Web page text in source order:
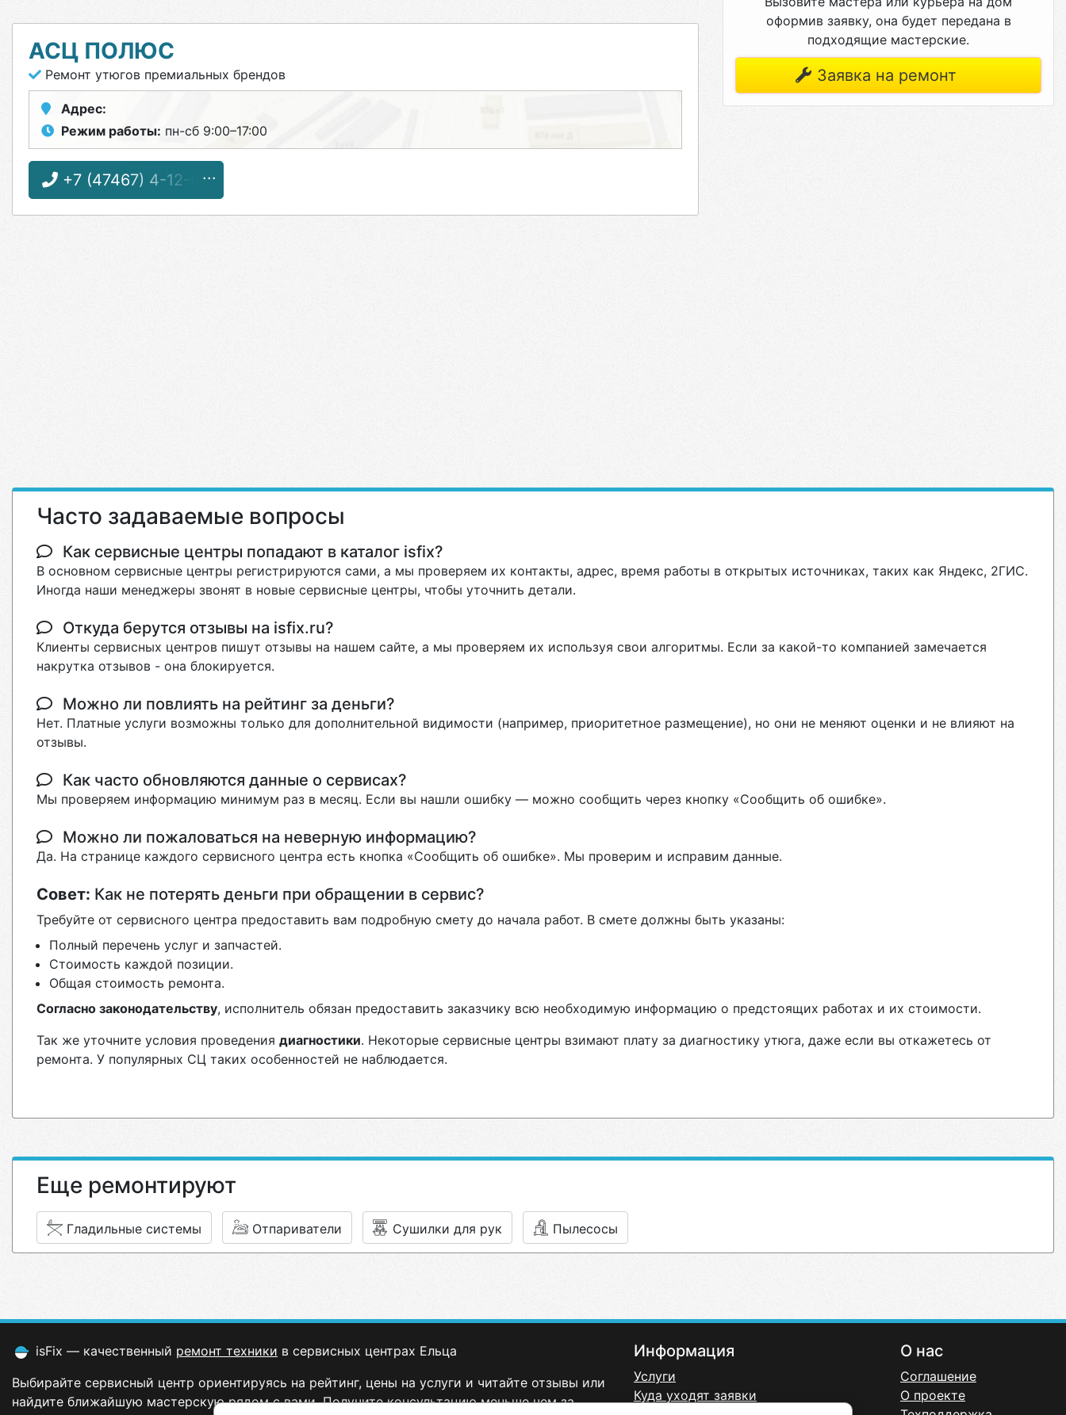
АСЦ ПОЛЮС
Ремонт утюгов премиальных брендов
Адрес:
Режим работы: пн-сб 9:00–17:00
+7 (47467) 4-12-08
оформив заявку, она будет передана в
подходящие мастерские.
Заявка на ремонт
Часто задаваемые вопросы
Как сервисные центры попадают в каталог isfix?
В основном сервисные центры регистрируются сами, а мы проверяем их контакты, адрес, время работы в открытых источниках, таких как Яндекс, 2ГИС.
Иногда наши менеджеры звонят в новые сервисные центры, чтобы уточнить детали.
Откуда берутся отзывы на isfix.ru?
Клиенты сервисных центров пишут отзывы на нашем сайте, а мы проверяем их используя свои алгоритмы. Если за какой-то компанией замечается
накрутка отзывов - она блокируется.
Можно ли повлиять на рейтинг за деньги?
Нет. Платные услуги возможны только для дополнительной видимости (например, приоритетное размещение), но они не меняют оценки и не влияют на
отзывы.
Как часто обновляются данные о сервисах?
Мы проверяем информацию минимум раз в месяц. Если вы нашли ошибку — можно сообщить через кнопку «Сообщить об ошибке».
Можно ли пожаловаться на неверную информацию?
Да. На странице каждого сервисного центра есть кнопка «Сообщить об ошибке». Мы проверим и исправим данные.
Совет: Как не потерять деньги при обращении в сервис?
Требуйте от сервисного центра предоставить вам подробную смету до начала работ. В смете должны быть указаны:
Полный перечень услуг и запчастей.
Стоимость каждой позиции.
Общая стоимость ремонта.
Согласно законодательству, исполнитель обязан предоставить заказчику всю необходимую информацию о предстоящих работах и их стоимости.
Так же уточните условия проведения диагностики. Некоторые сервисные центры взимают плату за диагностику утюга, даже если вы откажетесь от
ремонта. У популярных СЦ таких особенностей не наблюдается.
Еще ремонтируют
Гладильные системы Отпариватели Сушилки для рук Пылесосы
isFix — качественный ремонт техники в сервисных центрах Ельца
Выбирайте сервисный центр ориентируясь на рейтинг, цены на услуги и читайте отзывы или
найдите ближайшую мастерскую рядом с вами. Получите консультацию меньше чем за
Информация
Услуги
Куда уходят заявки
О нас
Соглашение
О проекте